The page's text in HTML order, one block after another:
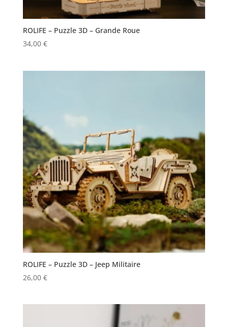
ROLIFE – Puzzle 3D – Grande Roue
34,00 €
ROLIFE – Puzzle 3D – Jeep Militaire
26,00 €